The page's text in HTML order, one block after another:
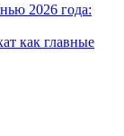
2026 года:
как главные